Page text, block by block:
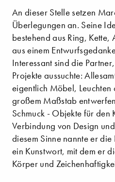
An dieser Stelle setzen
Überlegungen an. Seine
bestehend aus Ring,
aus einem
Interessant sind die
Projekte aussuchte:
eigentlich Möbel,
großem Maßstab
Schmuck - Objekte für den
Verbindung von Design
diesem Sinne nannte er
ein Kunstwort, mit dem er
Körper und